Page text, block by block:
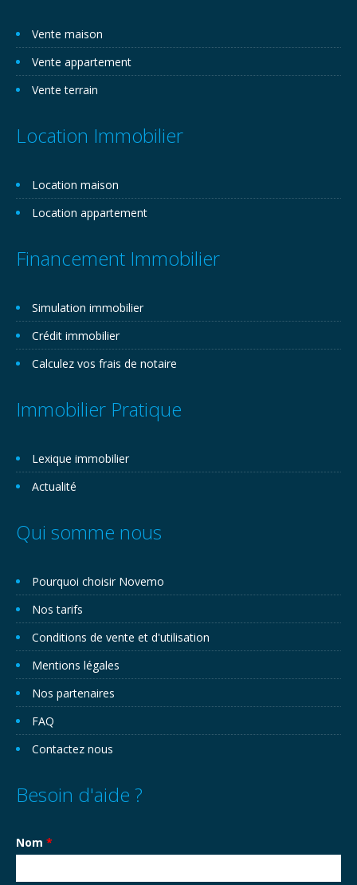
Vente maison
Vente appartement
Vente terrain
Location Immobilier
Location maison
Location appartement
Financement Immobilier
Simulation immobilier
Crédit immobilier
Calculez vos frais de notaire
Immobilier Pratique
Lexique immobilier
Actualité
Qui somme nous
Pourquoi choisir Novemo
Nos tarifs
Conditions de vente et d'utilisation
Mentions légales
Nos partenaires
FAQ
Contactez nous
Besoin d'aide ?
Nom *